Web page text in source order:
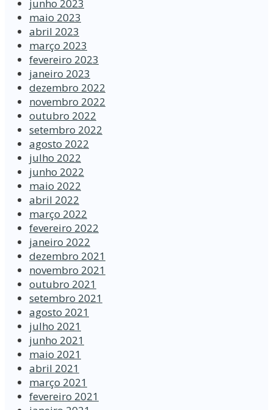
junho 2023
maio 2023
abril 2023
março 2023
fevereiro 2023
janeiro 2023
dezembro 2022
novembro 2022
outubro 2022
setembro 2022
agosto 2022
julho 2022
junho 2022
maio 2022
abril 2022
março 2022
fevereiro 2022
janeiro 2022
dezembro 2021
novembro 2021
outubro 2021
setembro 2021
agosto 2021
julho 2021
junho 2021
maio 2021
abril 2021
março 2021
fevereiro 2021